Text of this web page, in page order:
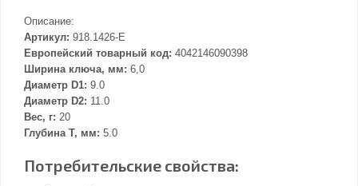
Описание:
Артикул: 918.1426-E
Европейский товарный код: 4042146090398
Ширина ключа, мм: 6,0
Диаметр D1: 9.0
Диаметр D2: 11.0
Вес, г: 20
Глубина Т, мм: 5.0
Потребительские свойства: